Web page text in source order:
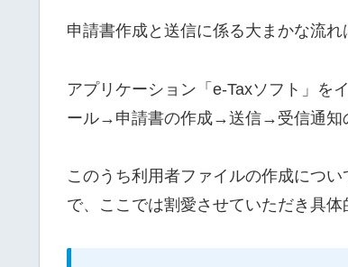
申請書作成と送信に係る大まかな流れ
アプリケーション「e-Taxソフト」を
ール→申請書の作成→送信→受信通知
このうち利用者ファイルの作成につ
で、ここでは割愛させていただき具